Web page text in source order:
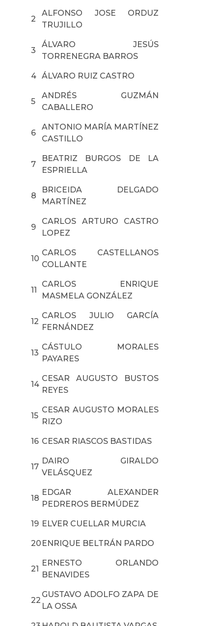
2
ALFONSO JOSE ORDUZ
TRUJILLO
3
ÁLVARO JESÚS
TORRENEGRA BARROS
4 ÁLVARO RUIZ CASTRO
5
ANDRÉS GUZMÁN
CABALLERO
6
ANTONIO MARÍA MARTÍNEZ
CASTILLO
7
BEATRIZ BURGOS DE LA
ESPRIELLA
8
BRICEIDA DELGADO
MARTÍNEZ
9
CARLOS ARTURO CASTRO
LOPEZ
10
CARLOS CASTELLANOS
COLLANTE
11
CARLOS ENRIQUE
MASMELA GONZÁLEZ
12
CARLOS JULIO GARCÍA
FERNÁNDEZ
13
CÁSTULO MORALES
PAYARES
14
CESAR AUGUSTO BUSTOS
REYES
15
CESAR AUGUSTO MORALES
RIZO
16 CESAR RIASCOS BASTIDAS
17
DAIRO GIRALDO
VELÁSQUEZ
18
EDGAR ALEXANDER
PEDREROS BERMÚDEZ
19 ELVER CUELLAR MURCIA
20 ENRIQUE BELTRÁN PARDO
21
ERNESTO ORLANDO
BENAVIDES
22
GUSTAVO ADOLFO ZAPA DE
LA OSSA